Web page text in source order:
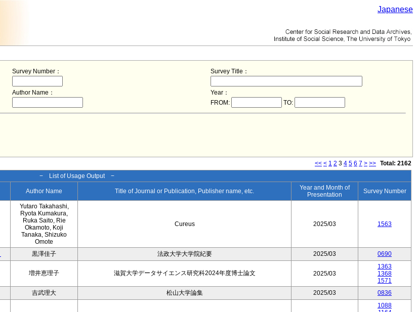
Japanese
Survey Number： Survey Title：
Author Name：
Year：
FROM:
TO:
<< < 1 2 3 4 5 6 7 > >> Total: 2162
− List of Usage Output −
Author Name Title of Journal or Publication, Publisher name, etc.
Year and Month of
Presentation
Survey Number
Yutaro Takahashi,
Ryota Kumakura,
Ruka Saito, Rie
Okamoto, Koji
Tanaka, Shizuko
Omote
Cureus 2025/03 1563
黒澤佳子 法政大学大学院紀要 2025/03 0690
増井恵理子 滋賀大学データサイエンス研究科2024年度博士論文 2025/03
1363
1368
1571
吉武理大 松山大学論集 2025/03 0836
1088